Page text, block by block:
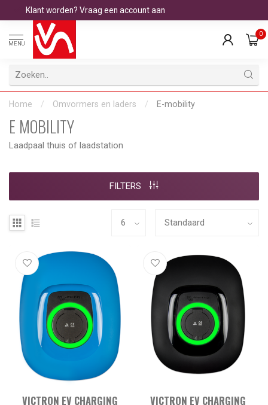
Klant worden? Vraag een account aan
MENU
0
Home / Omvormers en laders / E-mobility
E MOBILITY
Laadpaal thuis of laadstation
FILTERS
VICTRON EV CHARGING VICTRON EV CHARGING